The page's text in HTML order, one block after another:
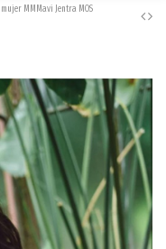
MMMavi Jentra MOS